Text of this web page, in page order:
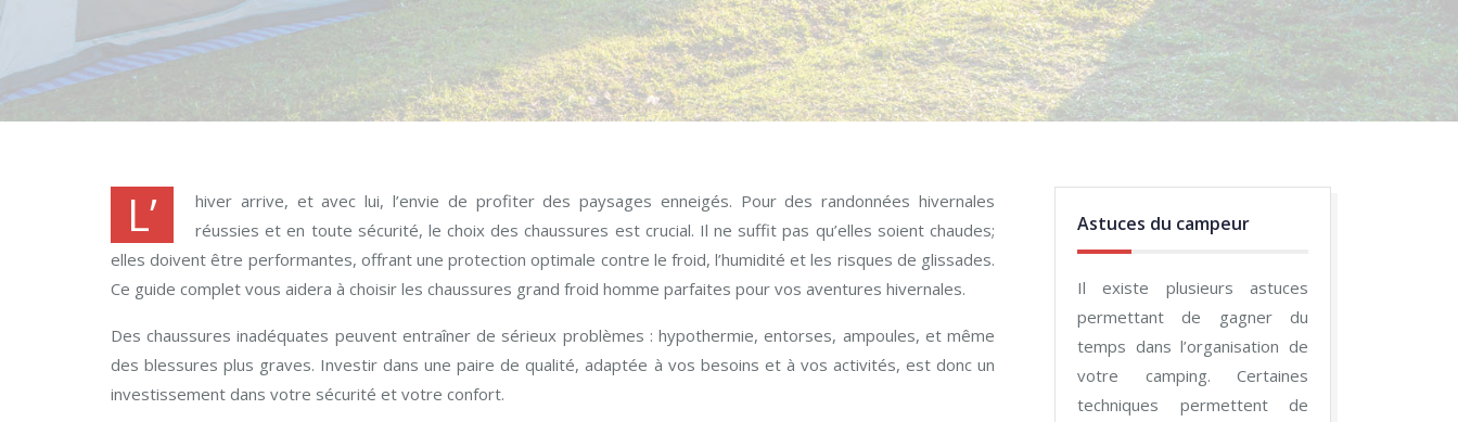
L’
hiver arrive, et avec lui, l’envie de profiter des paysages enneigés. Pour des randonnées hivernales
réussies et en toute sécurité, le choix des chaussures est crucial. Il ne suffit pas qu’elles soient chaudes;
elles doivent être performantes, offrant une protection optimale contre le froid, l’humidité et les risques de glissades.
Ce guide complet vous aidera à choisir les chaussures grand froid homme parfaites pour vos aventures hivernales.
Des chaussures inadéquates peuvent entraîner de sérieux problèmes : hypothermie, entorses, ampoules, et même
des blessures plus graves. Investir dans une paire de qualité, adaptée à vos besoins et à vos activités, est donc un
investissement dans votre sécurité et votre confort.
Astuces du campeur
Il existe plusieurs astuces
permettant de gagner du
temps dans l’organisation de
votre camping. Certaines
techniques permettent de